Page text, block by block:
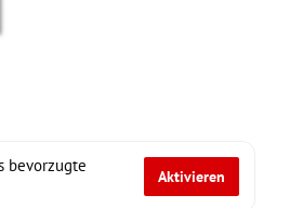
bevorzugte
Aktivieren